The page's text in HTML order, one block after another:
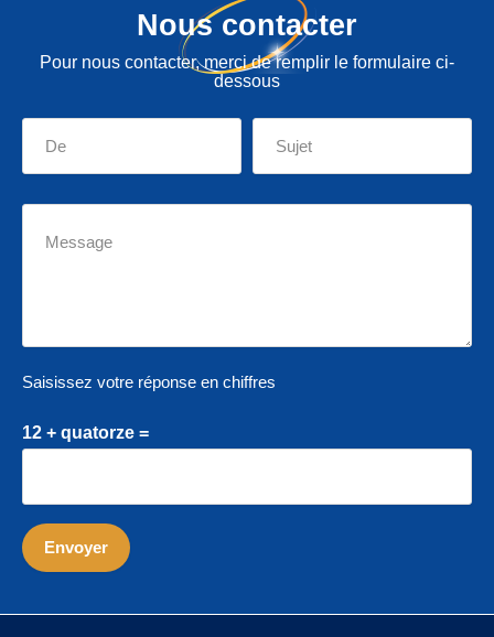
Nous contacter
Pour nous contacter, merci de remplir le formulaire ci-
dessous
Saisissez votre réponse en chiffres
12 + quatorze =